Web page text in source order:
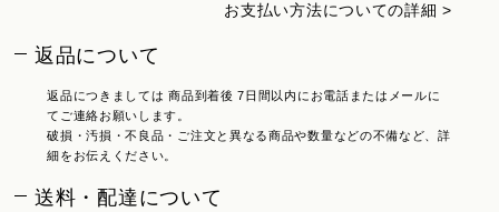
お支払い方法についての詳細 >
返品について
返品につきましては 商品到着後 7日間以内にお電話またはメールに
てご連絡お願いします。
破損・汚損・不良品・ご注文と異なる商品や数量などの不備など、詳
細をお伝えください。
送料・配達について